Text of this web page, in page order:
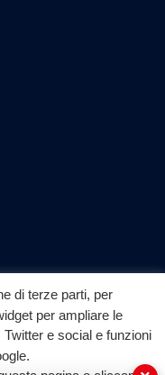
▶
di terze parti, per
per ampliare le
e social e funzioni